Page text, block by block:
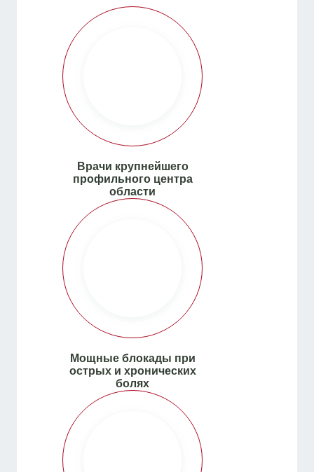
Врачи крупнейшего
профильного центра
области
Мощные блокады при
острых и хронических
болях